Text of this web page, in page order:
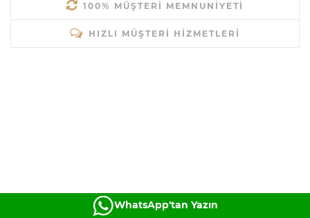
100% MÜŞTERI MEMNUNIYETI
HIZLI MÜŞTERI HIZMETLERI
WhatsApp'tan Yazın